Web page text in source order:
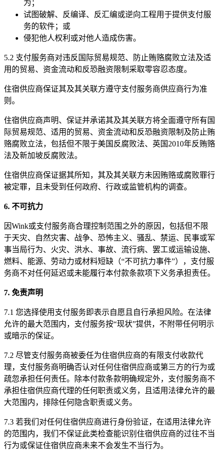
为；
试图破解、反编译、反汇编或逆向工程用于提供支付服
务的软件；或
侵犯他人权利或对他人造成伤害。
5.2 支付服务商对违反国际贸易规范、防止贿赂腐败立法及适
用的贸易、资金流动和反恐融资限制采取零容忍态度。
住宿供应商保证其及其关联方遵守支付服务商供应商行为准
则。
住宿供应商声明、保证并承诺其及其关联方将全面遵守所有国
际贸易规范、适用的贸易、资金流动和反恐融资限制及防止贿
赂腐败立法，包括但不限于美国反腐败法、英国2010年反贿赂
法及新加坡反腐败法。
住宿供应商保证据其所知，其及其关联方未因贿赂或腐败罪行
被定罪，且未受到任何政府、行政或监管机构的调查。
6. 不可抗力
因Wink或支付服务商合理控制范围之外的原因，包括但不限
于天灾、自然灾害、战争、恐怖主义、骚乱、禁运、民事或军
事当局行为、火灾、洪水、事故、流行病、罢工或运输设施、
燃料、能源、劳动力或材料短缺（“不可抗力事件”），支付服
务商不对任何延迟或未能履行本付款条款项下义务承担责任。
7. 免责声明
7.1 您选择使用支付服务即表示自愿且自行承担风险。在法律
允许的最大范围内，支付服务按“现状”提供，不附带任何明示
或暗示的保证。
7.2 尽管支付服务商被委任为住宿供应商的有限支付收款代
理，支付服务商明确否认对任何住宿供应商或第三方的行为或
疏忽承担任何责任。除本付款条款明确规定外，支付服务商不
承担住宿供应商代理的任何职责或义务，且适用法律允许的最
大范围内，排除任何隐含职责或义务。
7.3 若我们对任何住宿供应商进行身份验证，在适用法律允许
的范围内，我们不保证此类检查能识别住宿供应商的过往不当
行为或保证住宿供应商未来不会发生不当行为。